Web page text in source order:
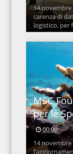
14
carenza di
logistico, per
MSC
per le
00:00
14